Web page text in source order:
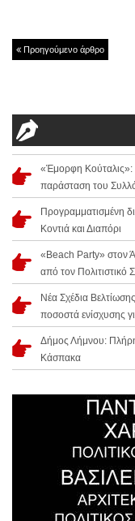
Προηγούμενο άρθρο
«Έμορφη Κούταλις»:
παράσταση του
Προγραμματισμένη
Κοντιά και Διαπόρι
«Beach Party» στον
από τον Πολιτιστικό
Νέα Σχέδια
ποσοστά ενίσχυσης
Δήμος Λήμνου:
Κάσπακα